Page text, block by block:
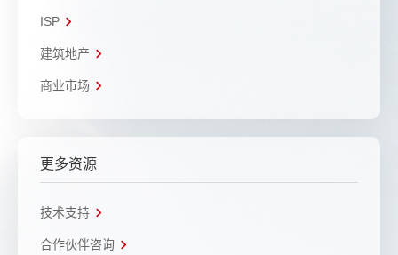
ISP
建筑地产
商业市场
更多资源
技术支持
合作伙伴咨询